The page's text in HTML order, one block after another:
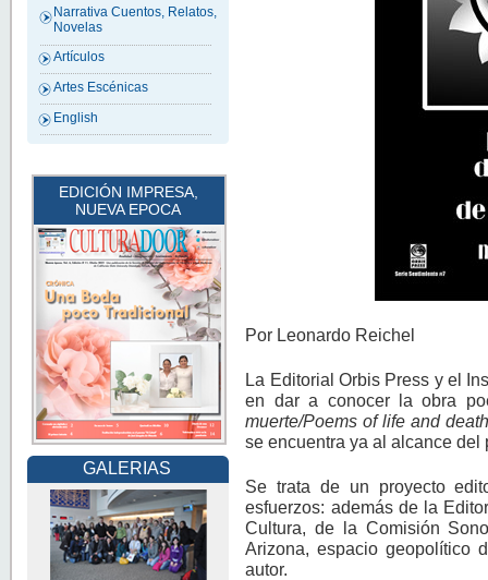
Narrativa Cuentos, Relatos,
Novelas
Artículos
Artes Escénicas
English
EDICIÓN IMPRESA,
NUEVA EPOCA
GALERIAS
Por Leonardo Reichel
La Editorial Orbis Press y el
en dar a conocer la obra
muerte/Poems of life and
se encuentra ya al alcance del
Se trata de un proyecto
esfuerzos: además de la
Cultura, de la Comisión
Arizona, espacio geopolítico
autor.